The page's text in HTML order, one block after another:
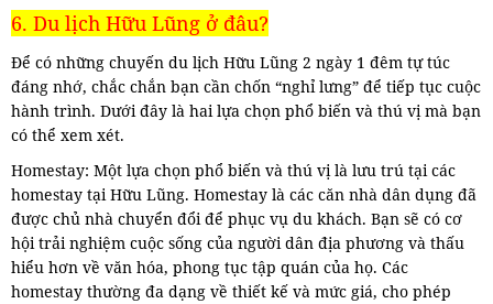
6. Du lịch Hữu Lũng ở đâu?
Để có những chuyến du lịch Hữu Lũng 2 ngày 1 đêm tự túc
đáng nhớ, chắc chắn bạn cần chốn “nghỉ lưng” để tiếp tục cuộc
hành trình. Dưới đây là hai lựa chọn phổ biến và thú vị mà bạn
có thể xem xét.
Homestay: Một lựa chọn phổ biến và thú vị là lưu trú tại các
homestay tại Hữu Lũng. Homestay là các căn nhà dân dụng đã
được chủ nhà chuyển đổi để phục vụ du khách. Bạn sẽ có cơ
hội trải nghiệm cuộc sống của người dân địa phương và thấu
hiểu hơn về văn hóa, phong tục tập quán của họ. Các
homestay thường đa dạng về thiết kế và mức giá, cho phép